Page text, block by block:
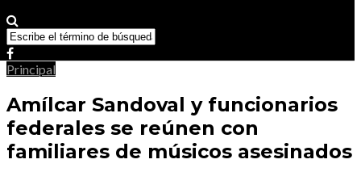
Principal
Amílcar Sandoval y funcionarios
federales se reúnen con
familiares de músicos asesinados